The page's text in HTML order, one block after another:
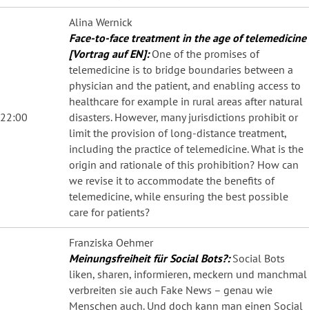
22:00
Alina Wernick
Face-to-face treatment in the age of telemedicine
[Vortrag auf EN]:One of the promises of
telemedicine is to bridge boundaries between a
physician and the patient, and enabling access to
healthcare for example in rural areas after natural
disasters. However, many jurisdictions prohibit or
limit the provision of long-distance treatment,
including the practice of telemedicine. What is the
origin and rationale of this prohibition? How can
we revise it to accommodate the benefits of
telemedicine, while ensuring the best possible
care for patients?
Franziska Oehmer
Meinungsfreiheit für Social Bots?:Social Bots
liken, sharen, informieren, meckern und manchmal
verbreiten sie auch Fake News – genau wie
Menschen auch. Und doch kann man einen Social